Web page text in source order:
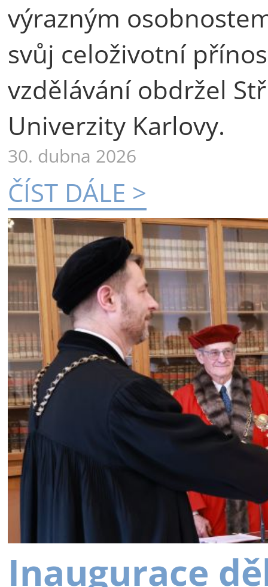
výrazným
svůj celoživotní
vzdělávání obdržel
Univerzity Karlovy.
30. dubna 2026
ČÍST DÁLE >
Inaugurace